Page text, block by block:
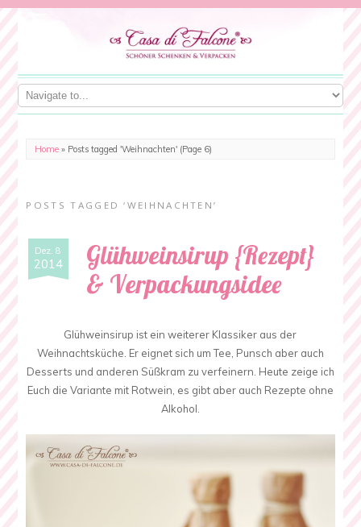
Home » Posts tagged 'Weihnachten' (Page 6)
POSTS TAGGED ‘WEIHNACHTEN’
Dez. 8
2014
Glühweinsirup {Rezept}
& Verpackungsidee
Glühweinsirup ist ein weiterer Klassiker aus der
Weihnachtsküche. Er eignet sich um Tee, Punsch aber auch
Desserts und anderen Süßkram zu verfeinern. Heute zeige ich
Euch die Variante mit Rotwein, es gibt aber auch Rezepte ohne
Alkohol.